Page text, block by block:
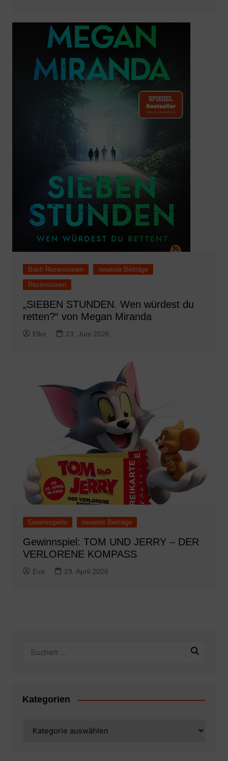
Buch Rezensionen
neueste Beiträge
Rezensionen
„SIEBEN STUNDEN. Wen würdest du
retten?“ von Megan Miranda
Elke 23. Juni 2026
Gewinnspiele neueste Beiträge
Gewinnspiel: TOM UND JERRY – DER
VERLORENE KOMPASS
Eva 29. April 2026
Kategorien